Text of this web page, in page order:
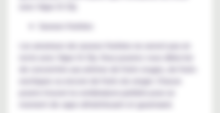
avec Vape Or Diy
Saveurs fruitées
Les amateurs de saveurs fruitées ne seront pas en
reste avec Vape Or Diy. Vous pourrez vous délecter
de concentrés aux arômes de fruits rouges, de fruits
exotiques ou encore de fruits du verger. Chacun
moment de vape rafraîchissant et gourmand.